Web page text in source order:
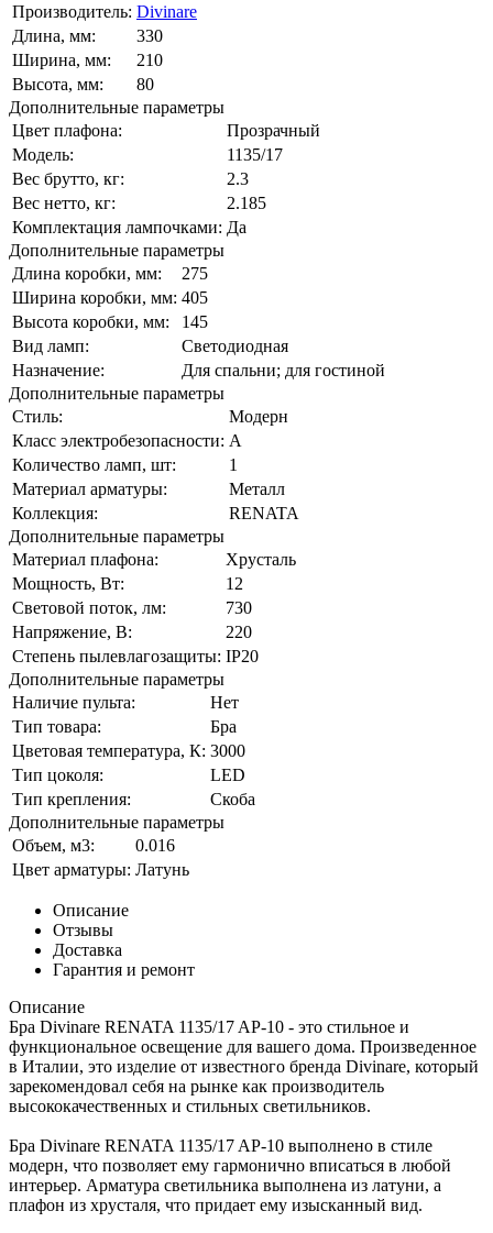
Производитель: Divinare
Длина, мм:
330
Ширина, мм:
210
Высота, мм:
80
Дополнительные параметры
Цвет плафона:
Прозрачный
Модель:
1135/17
Вес брутто, кг:
2.3
Вес нетто, кг:
2.185
Комплектация лампочками: Да
Дополнительные параметры
Длина коробки, мм:
275
Ширина коробки, мм: 405
Высота коробки, мм:
145
Вид ламп:
Светодиодная
Назначение:
Для спальни; для гостиной
Дополнительные параметры
Стиль:
Модерн
Класс электробезопасности: A
Количество ламп, шт:
1
Материал арматуры:
Металл
Коллекция:
RENATA
Дополнительные параметры
Материал плафона:
Хрусталь
Мощность, Вт:
12
Световой поток, лм:
730
Напряжение, В:
220
Степень пылевлагозащиты: IP20
Дополнительные параметры
Наличие пульта:
Нет
Тип товара:
Бра
Цветовая температура, К: 3000
Тип цоколя:
LED
Тип крепления:
Скоба
Дополнительные параметры
Объем, м3:
0.016
Цвет арматуры: Латунь
Описание
Отзывы
Доставка
Гарантия и ремонт
Описание
Бра Divinare RENATA 1135/17 AP-10 - это стильное и
функциональное освещение для вашего дома. Произведенное
в Италии, это изделие от известного бренда Divinare, который
зарекомендовал себя на рынке как производитель
высококачественных и стильных светильников.
Бра Divinare RENATA 1135/17 AP-10 выполнено в стиле
модерн, что позволяет ему гармонично вписаться в любой
интерьер. Арматура светильника выполнена из латуни, а
плафон из хрусталя, что придает ему изысканный вид.